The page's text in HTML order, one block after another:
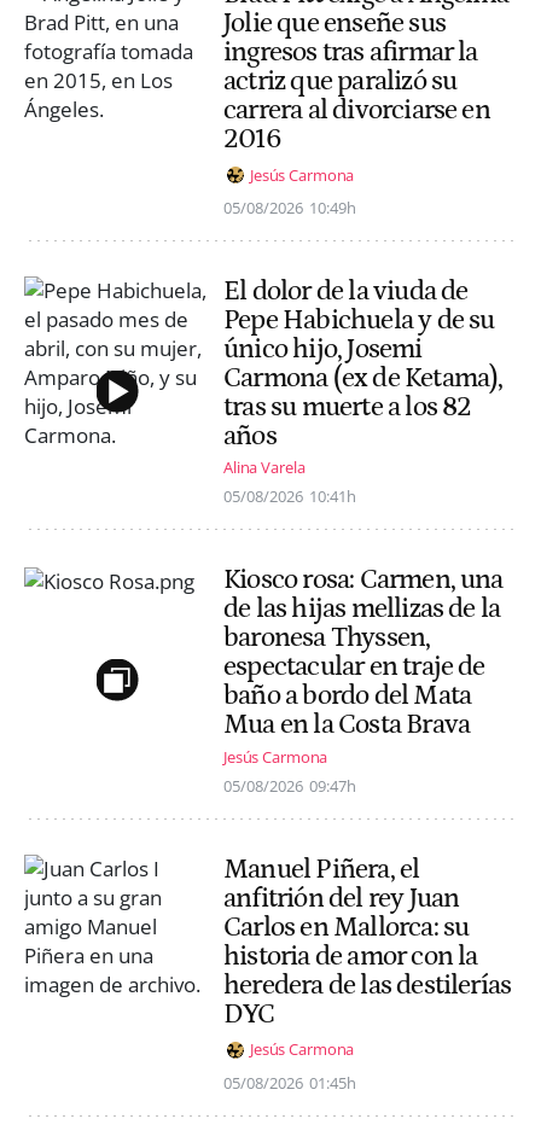
Jolie que enseñe sus
ingresos tras afirmar la
actriz que paralizó su
carrera al divorciarse en
2016
Jesús Carmona
05/08/2026 10:49h
El dolor de la viuda de
Pepe Habichuela y de su
único hijo, Josemi
Carmona (ex de Ketama),
tras su muerte a los 82
años
Alina Varela
05/08/2026 10:41h
Kiosco rosa: Carmen, una
de las hijas mellizas de la
baronesa Thyssen,
espectacular en traje de
baño a bordo del Mata
Mua en la Costa Brava
Jesús Carmona
05/08/2026 09:47h
Manuel Piñera, el
anfitrión del rey Juan
Carlos en Mallorca: su
historia de amor con la
heredera de las destilerías
DYC
Jesús Carmona
05/08/2026 01:45h